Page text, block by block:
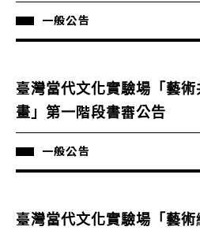
一般公告
臺灣當代文化實驗場「藝
畫」第一階段書審公告
一般公告
臺灣當代文化實驗場「藝